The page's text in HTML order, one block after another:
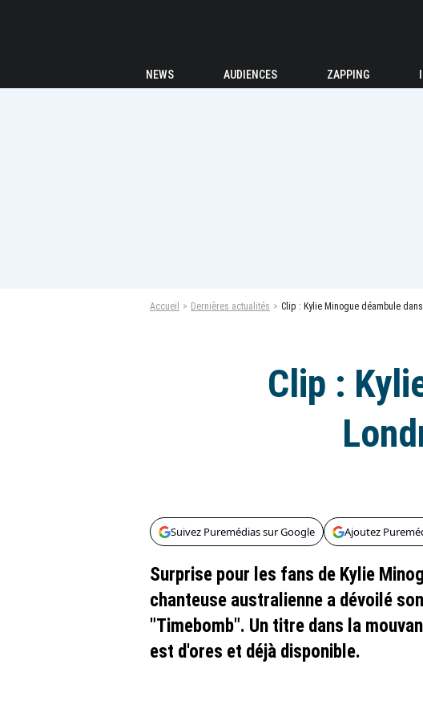
NEWS AUDIENCES ZAPPING
Accueil Dernières actualités Clip : Kylie Minogue déambule
Clip :
Suivez Puremédias sur Google Ajoutez
Surprise pour les fans de Kylie
chanteuse australienne a dévoilé
"Timebomb". Un titre dans la
est d'ores et déjà disponible.